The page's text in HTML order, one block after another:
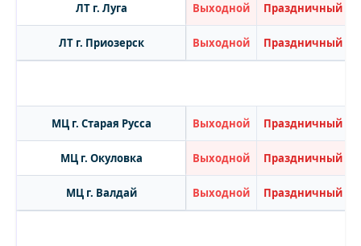
ЛТ г. Луга Выходной Праздничный
ЛТ г. Приозерск Выходной Праздничный
МЦ г. Старая Русса Выходной Праздничный
МЦ г. Окуловка Выходной Праздничный
МЦ г. Валдай Выходной Праздничный